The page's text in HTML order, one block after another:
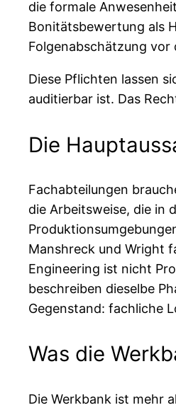
die formale
Bonitätsbewertung als
Folgenabschätzung vor
Diese Pflichten lassen
auditierbar ist. Das
Die
Fachabteilungen
die Arbeitsweise, die in
Manshreck und Wright
Engineering ist nicht
beschreiben dieselbe
Gegenstand: fachliche
Was die
Die Werkbank ist mehr